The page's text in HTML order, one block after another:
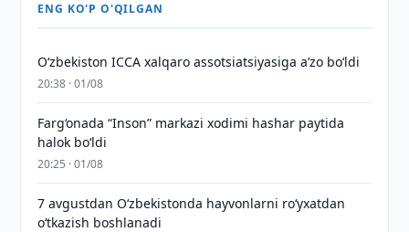
ENG KO'P O'QILGAN
O‘zbekiston ICCA xalqaro assotsiatsiyasiga aʼzo bo‘ldi
20:38 · 01/08
Farg‘onada “Inson” markazi xodimi hashar paytida
halok bo‘ldi
20:25 · 01/08
7 avgustdan O‘zbekistonda hayvonlarni ro‘yxatdan
o‘tkazish boshlanadi